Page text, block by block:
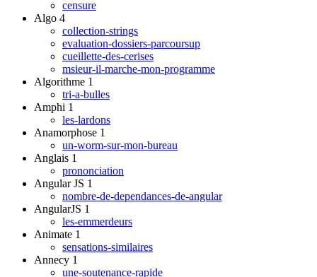
censure
Algo 4
collection-strings
evaluation-dossiers-parcoursup
cueillette-des-cerises
msieur-il-marche-mon-programme
Algorithme 1
tri-a-bulles
Amphi 1
les-lardons
Anamorphose 1
un-worm-sur-mon-bureau
Anglais 1
prononciation
Angular JS 1
nombre-de-dependances-de-angular
AngularJS 1
les-emmerdeurs
Animate 1
sensations-similaires
Annecy 1
une-soutenance-rapide